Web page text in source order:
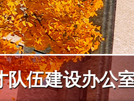
队伍建设办公